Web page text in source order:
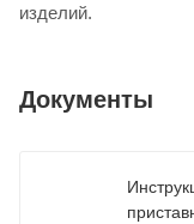
изделий.
Документы